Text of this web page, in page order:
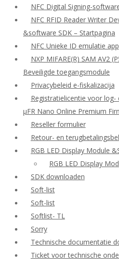
NFC Digital Signing-
NFC RFID Reader Writer
&software SDK – Startpagina
NFC Unieke ID emulatie app
NXP MIFARE(R) SAM AV2
Beveiligde toegangsmodule
Privacybeleid e-fiskalizacija
Registratielicentie voor
μFR Nano Online Premium
Reseller formulier
Retour- en
RGB LED Display Module
RGB LED Display
SDK downloaden
Soft-list
Soft-list
Softlist- TL
Sorry
Technische documentatie
Ticket voor technische